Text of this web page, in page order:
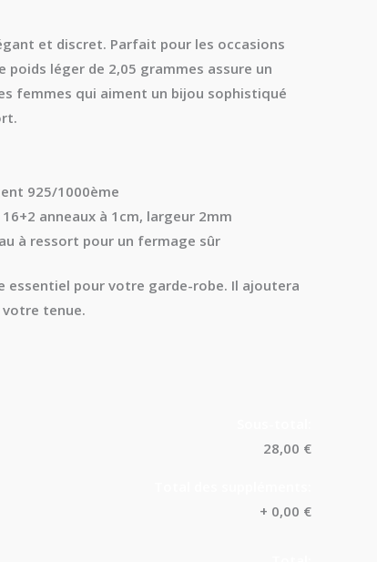
et discret. Parfait pour les occasions
poids léger de 2,05 grammes assure un
femmes qui aiment un bijou sophistiqué
925/1000ème
anneaux à 1cm, largeur 2mm
à ressort pour un fermage sûr
essentiel pour votre garde-robe. Il ajoutera
tenue.
28,00 €
+ 0,00 €